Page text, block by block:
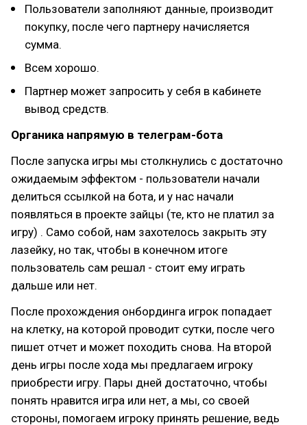
Пользователи заполняют данные, производит
покупку, после чего партнеру начисляется
сумма.
Всем хорошо.
Партнер может запросить у себя в кабинете
вывод средств.
Органика напрямую в телеграм-бота
После запуска игры мы столкнулись с достаточно
ожидаемым эффектом - пользователи начали
делиться ссылкой на бота, и у нас начали
появляться в проекте зайцы (те, кто не платил за
игру) . Само собой, нам захотелось закрыть эту
лазейку, но так, чтобы в конечном итоге
пользователь сам решал - стоит ему играть
дальше или нет.
После прохождения онбординга игрок попадает
на клетку, на которой проводит сутки, после чего
пишет отчет и может походить снова. На второй
день игры после хода мы предлагаем игроку
приобрести игру. Пары дней достаточно, чтобы
понять нравится игра или нет, а мы, со своей
стороны, помогаем игроку принять решение, ведь